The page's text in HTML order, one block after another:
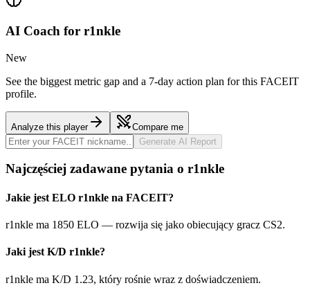
AI Coach for r1nkle
New
See the biggest metric gap and a 7-day action plan for this FACEIT
profile.
Analyze this player
Compare me
Generate AI Report
Najczęściej zadawane pytania o r1nkle
Jakie jest ELO r1nkle na FACEIT?
r1nkle ma 1850 ELO — rozwija się jako obiecujący gracz CS2.
Jaki jest K/D r1nkle?
r1nkle ma K/D 1.23, który rośnie wraz z doświadczeniem.